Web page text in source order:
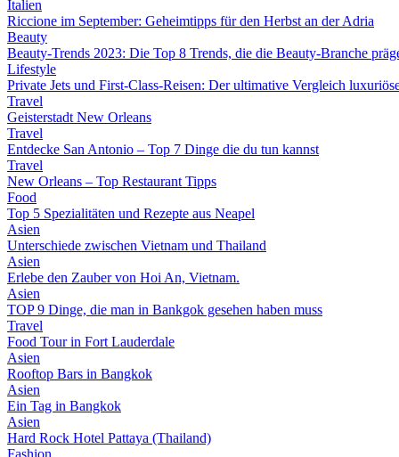
Italien
Riccione im September: Geheimtipps für den Herbst an der Adria
Beauty
Beauty-Trends 2023: Die Top 8 Trends, die die Beauty-Branche
Lifestyle
Private Jets und First-Class-Reisen: Der ultimative Vergleich
Travel
Geisterstadt New Orleans
Travel
Entdecke San Antonio – Top 7 Dinge die du tun kannst
Travel
New Orleans – Top Restaurant Tipps
Food
Top 5 Spezialitäten und Rezepte aus Neapel
Asien
Unterschiede zwischen Vietnam und Thailand
Asien
Erlebe den Zauber von Hoi An, Vietnam.
Asien
TOP 9 Dinge, die man in Bankgok gesehen haben muss
Travel
Food Tour in Fort Lauderdale
Asien
Rooftop Bars in Bangkok
Asien
Ein Tag in Bangkok
Asien
Hard Rock Hotel Pattaya (Thailand)
Fashion